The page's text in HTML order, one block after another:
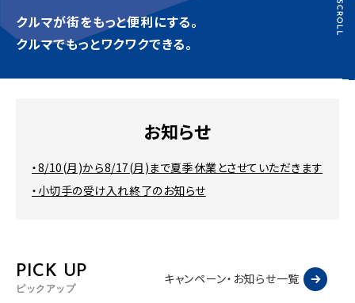
クルマが街をもっと便利にする。
クルマでもっとワクワクできる。
お知らせ
・8/10(月)から8/17(月)まで夏季休業とさせていただきます
・小切手の受け入れ終了のお知らせ
PICK UP
ピックアップ
キャンペーン・お知らせ一覧